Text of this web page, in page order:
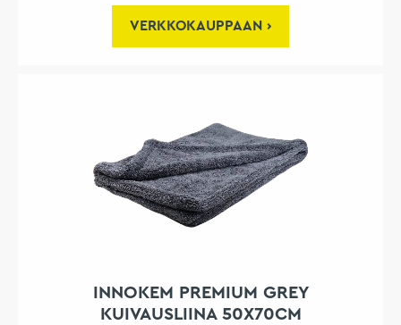
VERKKOKAUPPAAN
INNOKEM PREMIUM GREY
KUIVAUSLIINA 50X70CM